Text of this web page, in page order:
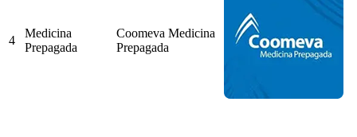
4
Medicina
Prepagada
Coomeva Medicina
Prepagada